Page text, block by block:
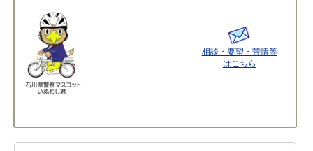
相談・要望・苦情等
はこちら